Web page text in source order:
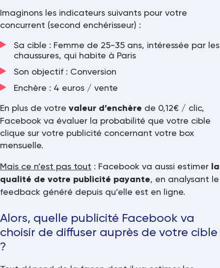
Imaginons les indicateurs suivants pour votre
concurrent (second enchérisseur) :
Sa cible : Femme de 25-35 ans, intéressée par les
chaussures, qui habite à Paris
Son objectif : Conversion
Enchère : 4 euros / vente
En plus de votre valeur d’enchère de 0,12€ / clic,
Facebook va évaluer la probabilité que votre cible
clique sur votre publicité concernant votre box
mensuelle.
Mais ce n’est pas tout : Facebook va aussi estimer la
qualité de votre publicité payante, en analysant le
feedback généré depuis qu’elle est en ligne.
Alors, quelle publicité Facebook va
choisir de diffuser auprès de votre cible
?